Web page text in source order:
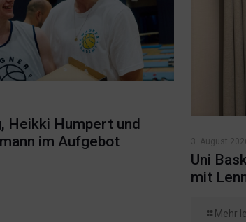
Heikki Humpert und
im Aufgebot
3. August
Uni
mit
Mehr